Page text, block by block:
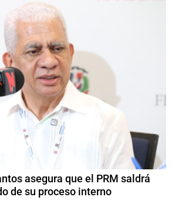
asegura que el PRM saldrá
de su proceso interno